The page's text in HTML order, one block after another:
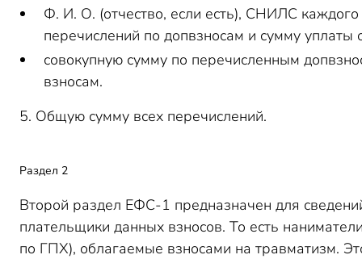
Ф. И. О. (отчество, если есть), СНИЛС
перечислений по допвзносам и сумму
совокупную сумму по перечисленным
взносам.
5. Общую сумму всех перечислений.
Раздел 2
Второй раздел ЕФС-1 предназначен для
плательщики данных взносов. То есть
по ГПХ), облагаемые взносами на травматизм.